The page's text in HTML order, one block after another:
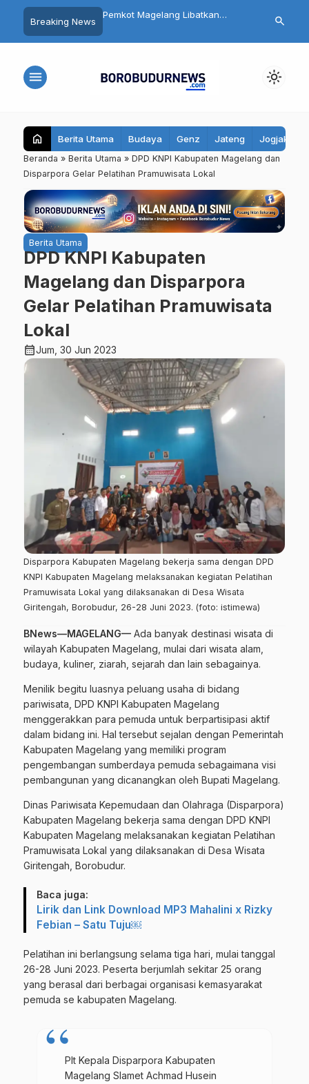
Breaking News
Kepastian Kasus
Kades
Pemkot Magelang Libatkan
Peringatan HUT ke-81 RI
Pentingnya
dan Cara
search
menu light_mode
home Berita Utama Budaya Genz Jateng Jogjakarta
Beranda » Berita Utama » DPD KNPI Kabupaten Magelang dan
Disparpora Gelar Pelatihan Pramuwisata Lokal
Berita Utama
DPD KNPI Kabupaten
Magelang dan Disparpora
Gelar Pelatihan Pramuwisata
Lokal
calendar_monthJum, 30 Jun 2023
Disparpora Kabupaten Magelang bekerja sama dengan DPD
KNPI Kabupaten Magelang melaksanakan kegiatan Pelatihan
Pramuwisata Lokal yang dilaksanakan di Desa Wisata
Giritengah, Borobudur, 26-28 Juni 2023. (foto: istimewa)
BNews—MAGELANG— Ada banyak destinasi wisata di
wilayah Kabupaten Magelang, mulai dari wisata alam,
budaya, kuliner, ziarah, sejarah dan lain sebagainya.
Menilik begitu luasnya peluang usaha di bidang
pariwisata, DPD KNPI Kabupaten Magelang
menggerakkan para pemuda untuk berpartisipasi aktif
dalam bidang ini. Hal tersebut sejalan dengan Pemerintah
Kabupaten Magelang yang memiliki program
pengembangan sumberdaya pemuda sebagaimana visi
pembangunan yang dicanangkan oleh Bupati Magelang.
Dinas Pariwisata Kepemudaan dan Olahraga (Disparpora)
Kabupaten Magelang bekerja sama dengan DPD KNPI
Kabupaten Magelang melaksanakan kegiatan Pelatihan
Pramuwisata Lokal yang dilaksanakan di Desa Wisata
Giritengah, Borobudur.
Baca juga:
Lirik dan Link Download MP3 Mahalini x Rizky
Febian – Satu Tuju￼
Pelatihan ini berlangsung selama tiga hari, mulai tanggal
26-28 Juni 2023. Peserta berjumlah sekitar 25 orang
yang berasal dari berbagai organisasi kemasyarakat
pemuda se kabupaten Magelang.
Plt Kepala Disparpora Kabupaten
Magelang Slamet Achmad Husein